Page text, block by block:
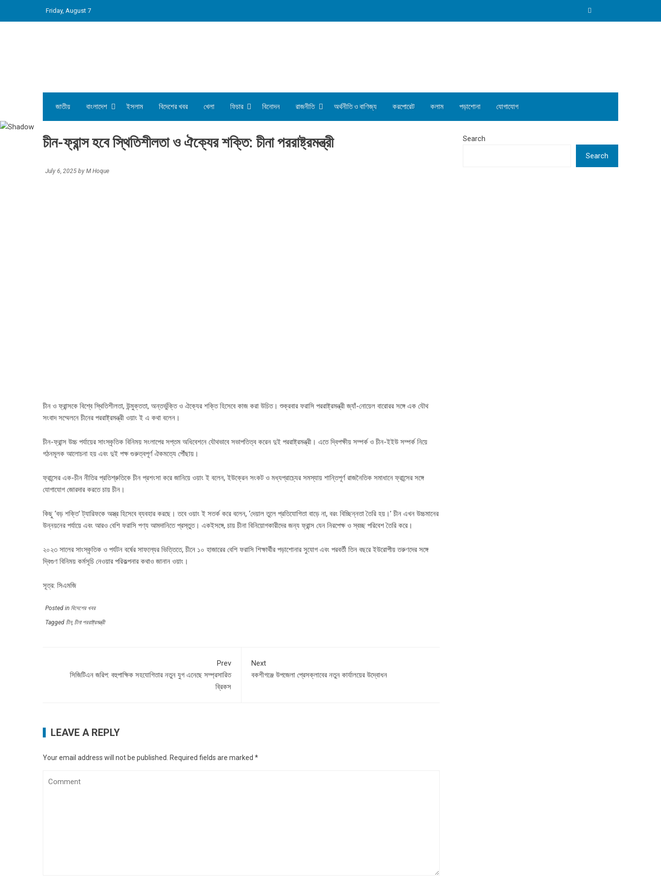
Friday, August 7
জাতীয় বাংলাদেশ ইসলাম বিদেশের খবর খেলা ফিচার বিনোদন রাজনীতি অর্থনীতি ও বাণিজ্য করপোরেট কলাম পড়াশোনা যোগাযোগ
চীন-ফ্রান্স হবে স্থিতিশীলতা ও ঐক্যের শক্তি: চীনা পররাষ্ট্রমন্ত্রী
July 6, 2025 by M Hoque
চীন ও ফ্রান্সকে বিশ্বে স্থিতিশীলতা, উন্মুক্ততা, অন্তর্ভুক্তি ও ঐক্যের শক্তি হিসেবে কাজ করা উচিত। শুক্রবার ফরাসি পররাষ্ট্রমন্ত্রী জ্যাঁ-নোয়েল বারোরর সঙ্গে এক যৌথ
সংবাদ সম্মেলনে চীনের পররাষ্ট্রমন্ত্রী ওয়াং ই এ কথা বলেন।
চীন-ফ্রান্স উচ্চ পর্যায়ের সাংস্কৃতিক বিনিময় সংলাপের সপ্তম অধিবেশনে যৌথভাবে সভাপতিত্ব করেন দুই পররাষ্ট্রমন্ত্রী। এতে দ্বিপক্ষীয় সম্পর্ক ও চীন-ইইউ সম্পর্ক নিয়ে
গঠনমূলক আলোচনা হয় এবং দুই পক্ষ গুরুত্বপূর্ণ ঐকমত্যে পৌঁছায়।
ফ্রান্সের এক-চীন নীতির প্রতিশ্রুতিকে চীন প্রশংসা করে জানিয়ে ওয়াং ই বলেন, ইউক্রেন সংকট ও মধ্যপ্রাচ্যের সমস্যায় শান্তিপূর্ণ রাজনৈতিক সমাধানে ফ্রান্সের সঙ্গে
যোগাযোগ জোরদার করতে চায় চীন।
কিছু ‘বড় শক্তি’ ট্যারিফকে অস্ত্র হিসেবে ব্যবহার করছে। তবে ওয়াং ই সতর্ক করে বলেন, ‘দেয়াল তুলে প্রতিযোগিতা বাড়ে না, বরং বিচ্ছিন্নতা তৈরি হয়।’ চীন এখন উচ্চমানের
উন্নয়নের পর্যায়ে এবং আরও বেশি ফরাসি পণ্য আমদানিতে প্রস্তুত। একইসঙ্গে, চায় চীনা বিনিয়োগকারীদের জন্য ফ্রান্স যেন নিরপেক্ষ ও স্বচ্ছ পরিবেশ তৈরি করে।
২০২৩ সালের সাংস্কৃতিক ও পর্যটন বর্ষের সাফল্যের ভিত্তিতে, চীনে ১০ হাজারের বেশি ফরাসি শিক্ষার্থীর পড়াশোনার সুযোগ এবং পরবর্তী তিন বছরে ইউরোপীয় তরুণদের সঙ্গে
দ্বিগুণ বিনিময় কর্মসূচি নেওয়ার পরিকল্পনার কথাও জানান ওয়াং।
সূত্র: সিএমজি
Posted in বিদেশের খবর
Tagged চীন, চীনা পররাষ্ট্রমন্ত্রী
Prev
সিজিটিএন জরিপ: বহুপাক্ষিক সহযোগিতার নতুন যুগ এনেছে সম্প্রসারিত
ব্রিকস
Next
বকশীগঞ্জে উপজেলা প্রেসক্লাবের নতুন কার্যালয়ের উদ্বোধন
LEAVE A REPLY
Your email address will not be published. Required fields are marked *
Search
Search